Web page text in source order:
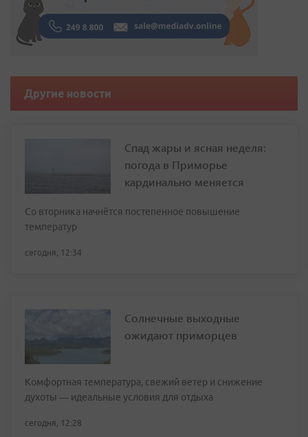
Другие новости
Спад жары и ясная неделя:
погода в Приморье
кардинально меняется
Со вторника начнётся постепенное повышение
температур
сегодня, 12:34
Солнечные выходные
ожидают приморцев
Комфортная температура, свежий ветер и снижение
духоты — идеальные условия для отдыха
сегодня, 12:28